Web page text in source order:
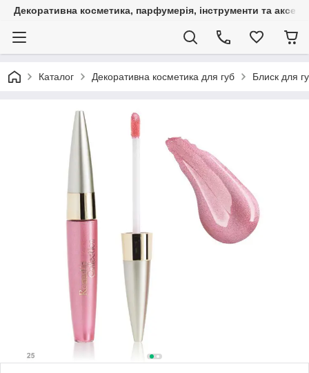
Декоративна косметика, парфумерія, інструменти та
Каталог Декоративна косметика для губ Блиск для